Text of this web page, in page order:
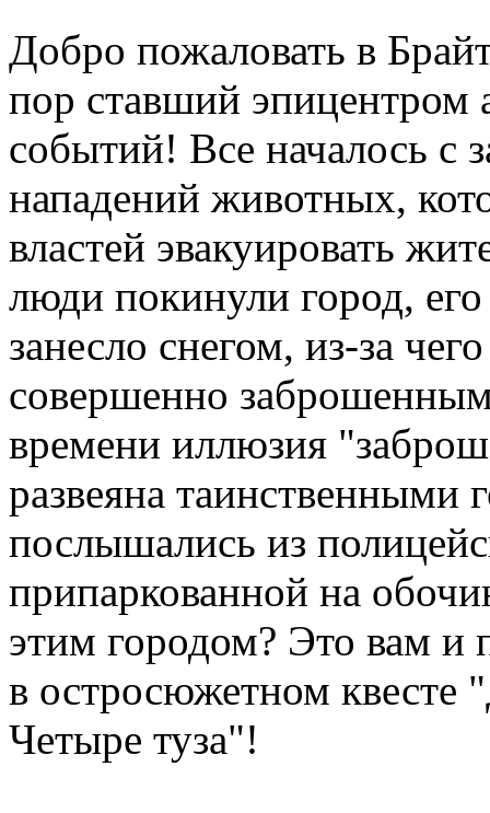
Добро пожаловать в
пор ставший эпицентром
событий! Все началось с
нападений животных,
властей эвакуировать
люди покинули город,
занесло снегом, из-за
совершенно
времени иллюзия
развеяна таинственными
послышались из
припаркованной на
этим городом? Это вам и
в остросюжетном квесте
Четыре туза"!